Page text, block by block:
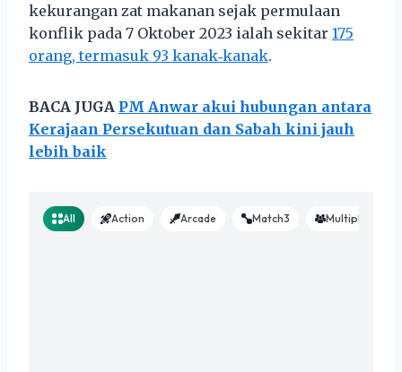
kekurangan zat makanan sejak permulaan
konflik pada 7 Oktober 2023 ialah sekitar 175
orang, termasuk 93 kanak‑kanak.
BACA JUGA PM Anwar akui hubungan antara
Kerajaan Persekutuan dan Sabah kini jauh
lebih baik